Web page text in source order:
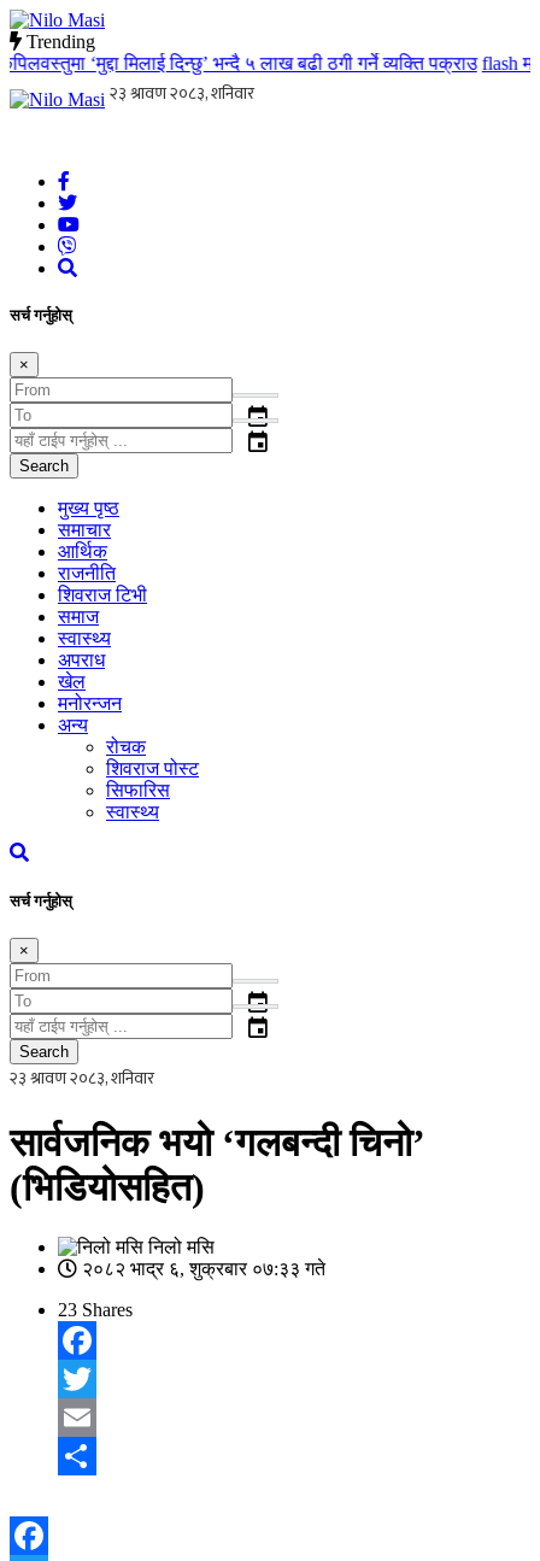
Trending
‘मुद्दा मिलाई दिन्छु’ भन्दै ५ लाख बढी ठगी गर्ने व्यक्ति पक्राउ flashमातृ
सर्च गर्नुहोस्
×
event
event
Search
मुख्य पृष्ठ
समाचार
आर्थिक
राजनीति
शिवराज टिभी
समाज
स्वास्थ्य
अपराध
खेल
मनोरन्जन
अन्य
रोचक
शिवराज पोस्ट
सिफारिस
स्वास्थ्य
सर्च गर्नुहोस्
×
event
event
Search
सार्वजनिक भयो ‘गलबन्दी चिनो’
(भिडियोसहित)
निलो मसि
२०८२ भाद्र ६, शुक्रबार ०७:३३ गते
23 Shares
Facebook
Twitter
Email